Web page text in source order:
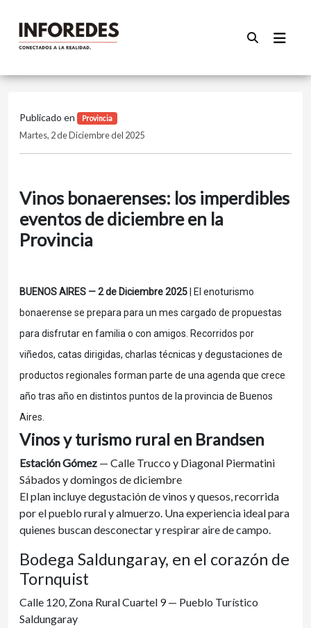
Publicado en Provincia
Martes, 2 de Diciembre del 2025
Vinos bonaerenses: los imperdibles
eventos de diciembre en la
Provincia
BUENOS AIRES — 2 de Diciembre 2025 | El enoturismo
bonaerense se prepara para un mes cargado de propuestas
para disfrutar en familia o con amigos. Recorridos por
viñedos, catas dirigidas, charlas técnicas y degustaciones de
productos regionales forman parte de una agenda que crece
año tras año en distintos puntos de la provincia de Buenos
Aires.
Vinos y turismo rural en Brandsen
Estación Gómez — Calle Trucco y Diagonal Piermatini
Sábados y domingos de diciembre
El plan incluye degustación de vinos y quesos, recorrida
por el pueblo rural y almuerzo. Una experiencia ideal para
quienes buscan desconectar y respirar aire de campo.
Bodega Saldungaray, en el corazón de
Tornquist
Calle 120, Zona Rural Cuartel 9 — Pueblo Turístico
Saldungaray